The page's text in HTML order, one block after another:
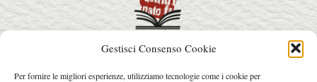
Gestisci Consenso Cookie
Per fornire le migliori esperienze, utilizziamo tecnologie come i cookie per
info@premiorenatofucini.it